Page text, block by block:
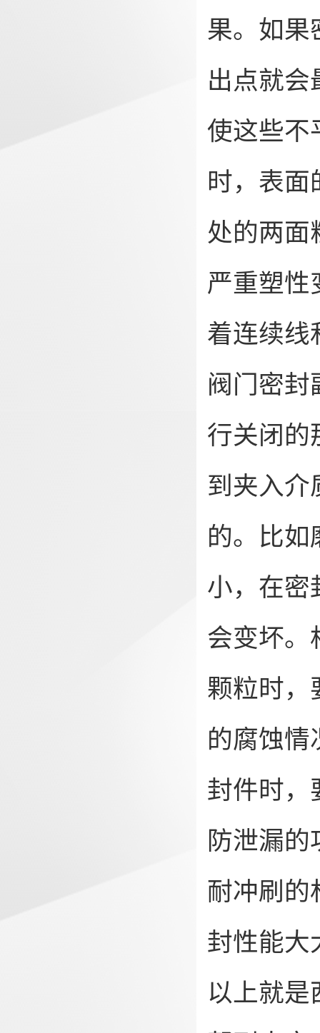
果。如果
出点就会
使这些不
时，表
处的两面
严重塑性
着连续线
阀门密封
行关闭的
到夹入介
的。比如
小，在密
会变坏。
颗粒时，
的腐蚀情
封件时，
防泄漏的
耐冲刷的
封性能大
以上就是